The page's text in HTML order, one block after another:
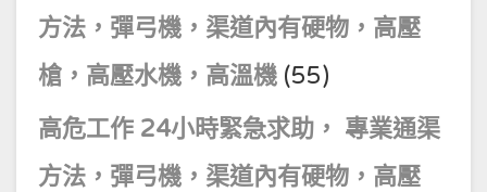
方法，彈弓機，渠道內有硬物，高壓
槍，高壓水機，高溫機 (55)
高危工作 24小時緊急求助， 專業通渠
方法，彈弓機，渠道內有硬物，高壓